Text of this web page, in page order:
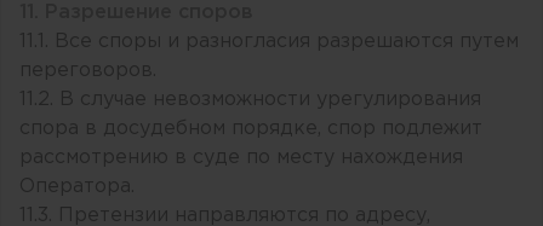
11.1. Все споры и разногласия разрешаются путем
переговоров.
11.2. В случае невозможности урегулирования
спора в досудебном порядке, спор подлежит
рассмотрению в суде по месту нахождения
Оператора.
11.3. Претензии направляются по адресу,